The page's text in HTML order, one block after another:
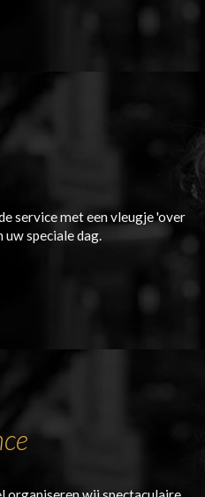
service met een vleugje 'over
speciale dag.